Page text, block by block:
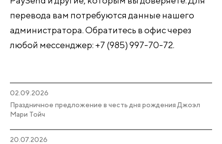
перевода вам потребуются данные нашего
администратора. Обратитесь в офис через
любой мессенджер: +7 (985) 997-70-72.
02.09.2026
Праздничное предложение в честь дня рождения Джоэл
Мари Тойч
20.07.2026